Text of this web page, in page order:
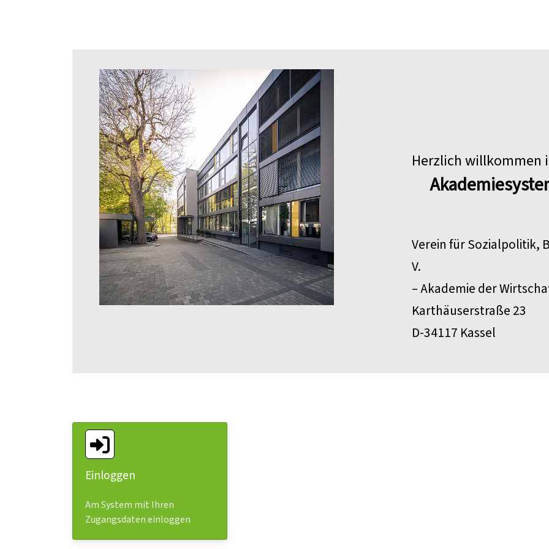
Herzlich willkommen
Verein für Sozialpolitik,
V.
– Akademie der
Karthäuserstraße 23
D-34117 Kassel
Einloggen
Am System mit Ihren
Zugangsdaten einloggen